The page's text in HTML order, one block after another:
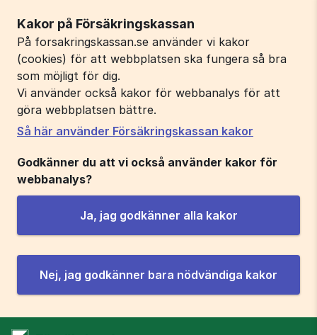
Kakor på Försäkringskassan
På forsakringskassan.se använder vi kakor
(cookies) för att webbplatsen ska fungera så bra
som möjligt för dig.
Vi använder också kakor för webbanalys för att
göra webbplatsen bättre.
Så här använder Försäkringskassan kakor
Godkänner du att vi också använder kakor för
webbanalys?
Ja, jag godkänner alla kakor
Nej, jag godkänner bara nödvändiga kakor